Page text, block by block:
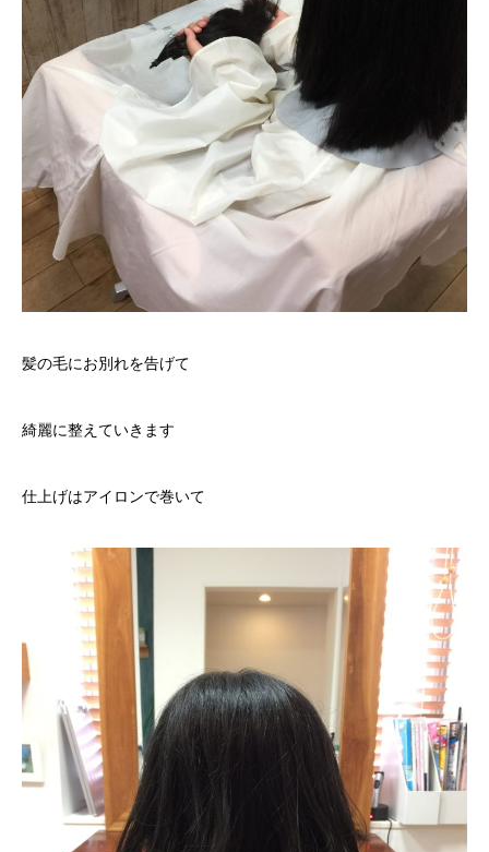
髪の毛にお別れを告げて
綺麗に整えていきます
仕上げはアイロンで巻いて